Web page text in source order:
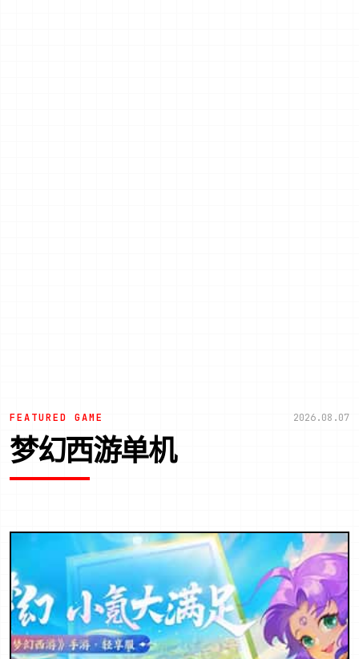
FEATURED GAME 2026.08.07
梦幻西游单机